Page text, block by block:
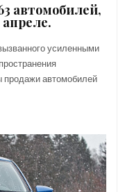
автомобилей,
усиленными
продажи автомобилей